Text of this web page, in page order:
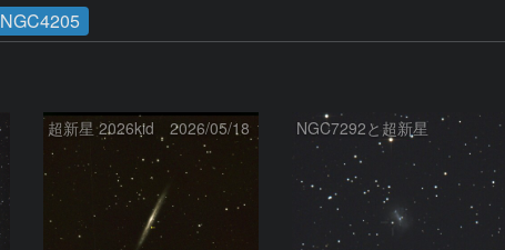
NGC4205
超新星 2026kid 2026/05/18 NGC7292と超新星